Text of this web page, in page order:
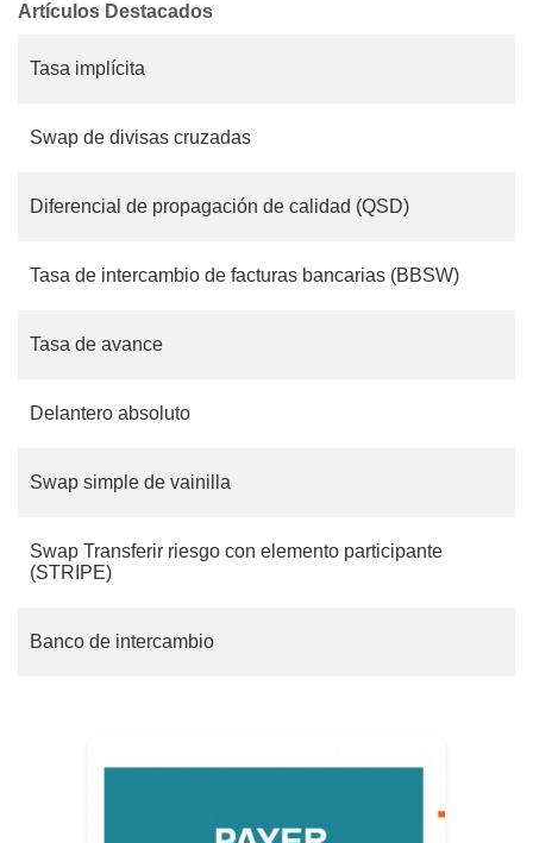
Artículos Destacados
Tasa implícita
Swap de divisas cruzadas
Diferencial de propagación de calidad (QSD)
Tasa de intercambio de facturas bancarias (BBSW)
Tasa de avance
Delantero absoluto
Swap simple de vainilla
Swap Transferir riesgo con elemento participante
(STRIPE)
Banco de intercambio